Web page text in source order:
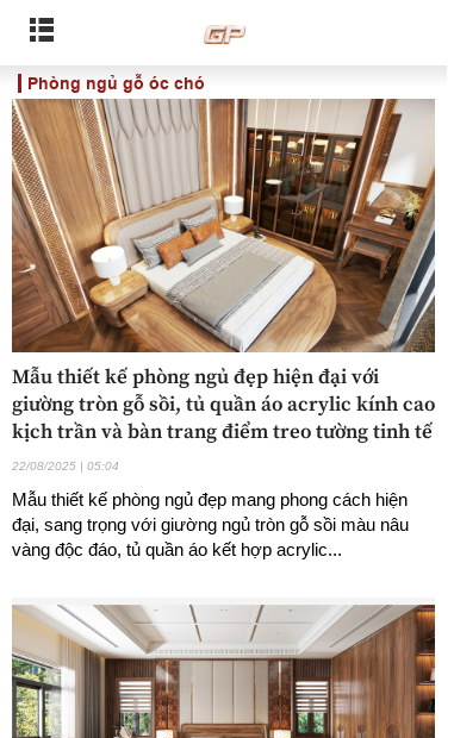
Phòng ngủ gỗ óc chó
Mẫu thiết kế phòng ngủ đẹp hiện đại với
giường tròn gỗ sồi, tủ quần áo acrylic kính cao
kịch trần và bàn trang điểm treo tường tinh tế
22/08/2025 | 05:04
Mẫu thiết kế phòng ngủ đẹp mang phong cách hiện
đại, sang trọng với giường ngủ tròn gỗ sồi màu nâu
vàng độc đáo, tủ quần áo kết hợp acrylic...